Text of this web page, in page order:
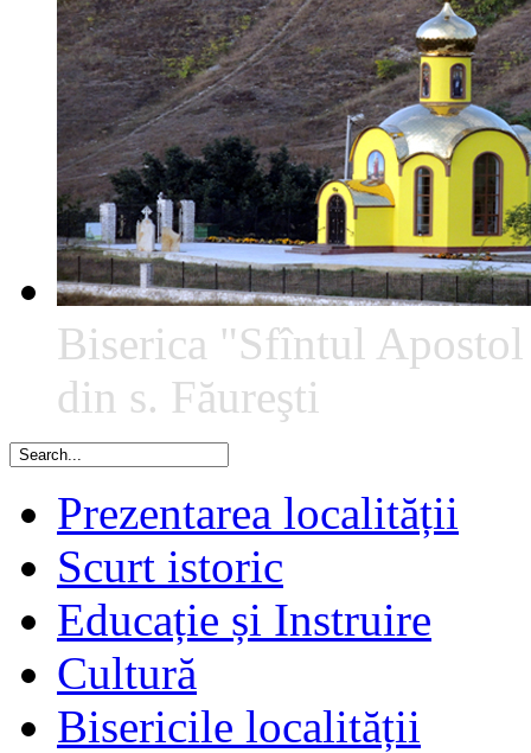
Biserica "Sfîntul
din s. Făureşti
Prezentarea localității
Scurt istoric
Educație și Instruire
Cultură
Bisericile localității